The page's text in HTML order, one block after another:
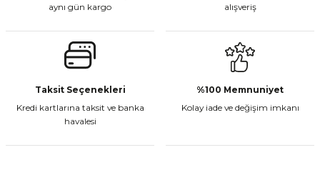
aynı gün kargo
alışveriş
Taksit Seçenekleri
Kredi kartlarına taksit ve banka
havalesi
%100 Memnuniyet
Kolay iade ve değişim imkanı